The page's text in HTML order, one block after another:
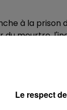
à la prison
meurtre,
chasse sur
aux
Le respect